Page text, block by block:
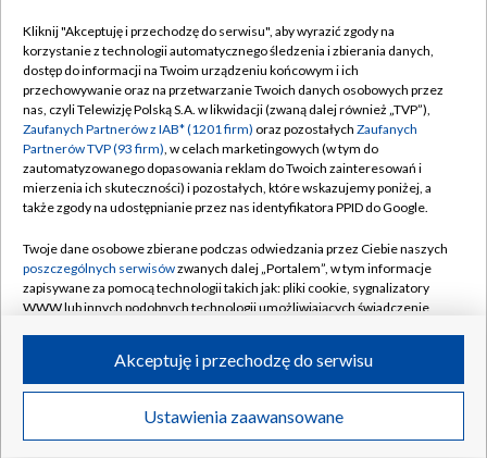
TVP
Abonament TVP
Emisja w TVP
Centrum informacji TVP
Naziemna Telewizja Cyfrowa
Rada Programowa
System NOS
Informacje o nadawcy
Program dla prasy
Ogłoszenie przetargowe
Regulamin TVP
Polityka prywatności
Moje zgody
Pomoc
Kontakt
Kanały
©2026 Telewizja Polska S.A. w likwidacji
Kliknij "Akceptuję i przechodzę do serwisu", aby wyrazić zgody na
korzystanie z technologii automatycznego śledzenia i zbierania danych,
dostęp do informacji na Twoim urządzeniu końcowym i ich
przechowywanie oraz na przetwarzanie Twoich danych osobowych przez
nas, czyli Telewizję Polską S.A. w likwidacji (zwaną dalej również „TVP”),
Zaufanych Partnerów z IAB* (1201 firm) oraz pozostałych Zaufanych
Partnerów TVP (93 firm), w celach marketingowych (w tym do
zautomatyzowanego dopasowania reklam do Twoich zainteresowań i
mierzenia ich skuteczności) i pozostałych, które wskazujemy poniżej, a
także zgody na udostępnianie przez nas identyfikatora PPID do Google.
Twoje dane osobowe zbierane podczas odwiedzania przez Ciebie naszych
poszczególnych serwisówzwanych dalej „Portalem”, w tym informacje
zapisywane za pomocą technologii takich jak: pliki cookie, sygnalizatory
WWW lub innych podobnych technologii umożliwiających świadczenie
ruchu w Internecie.
Twoje dane osobowe zbierane podczas odwiedzania przez Ciebie
poszczególnych serwisówna Portalu, takie jak adresy IP, identyfikatory
Ustawienia zaawansowane
Akceptuję i przechodzę do serwisu